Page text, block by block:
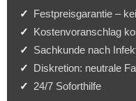
Festpreisgarantie –
Kostenvoranschlag
Sachkunde nach
Diskretion: neutrale
24/7 Soforthilfe